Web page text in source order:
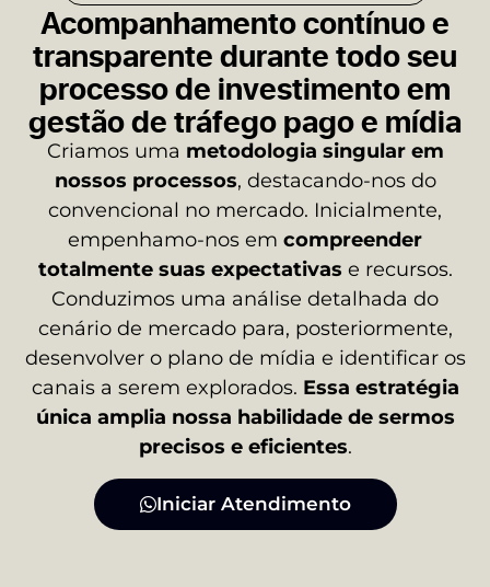
Acompanhamento contínuo e
transparente durante todo seu
processo de investimento em
gestão de tráfego pago e mídia
Criamos uma metodologia singular em
nossos processos, destacando-nos do
convencional no mercado. Inicialmente,
empenhamo-nos em compreender
totalmente suas expectativas e recursos.
Conduzimos uma análise detalhada do
cenário de mercado para, posteriormente,
desenvolver o plano de mídia e identificar os
canais a serem explorados. Essa estratégia
única amplia nossa habilidade de sermos
precisos e eficientes.
Iniciar Atendimento